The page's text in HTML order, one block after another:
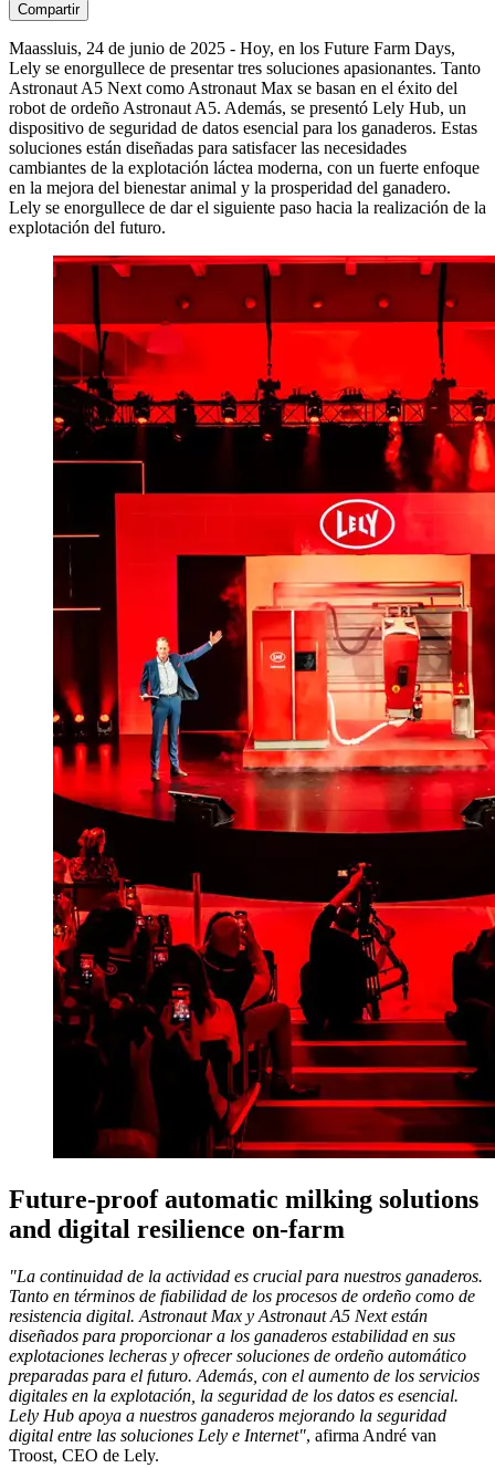
Compartir
Maassluis, 24 de junio de 2025 - Hoy, en los Future Farm Days,
Lely se enorgullece de presentar tres soluciones apasionantes. Tanto
Astronaut A5 Next como Astronaut Max se basan en el éxito del
robot de ordeño Astronaut A5. Además, se presentó Lely Hub, un
dispositivo de seguridad de datos esencial para los ganaderos. Estas
soluciones están diseñadas para satisfacer las necesidades
cambiantes de la explotación láctea moderna, con un fuerte enfoque
en la mejora del bienestar animal y la prosperidad del ganadero.
Lely se enorgullece de dar el siguiente paso hacia la realización de la
explotación del futuro.
Future-proof automatic milking solutions
and digital resilience on-farm
"La continuidad de la actividad es crucial para nuestros ganaderos.
Tanto en términos de fiabilidad de los procesos de ordeño como de
resistencia digital. Astronaut Max y Astronaut A5 Next están
diseñados para proporcionar a los ganaderos estabilidad en sus
explotaciones lecheras y ofrecer soluciones de ordeño automático
preparadas para el futuro. Además, con el aumento de los servicios
digitales en la explotación, la seguridad de los datos es esencial.
Lely Hub apoya a nuestros ganaderos mejorando la seguridad
digital entre las soluciones Lely e Internet", afirma André van
Troost, CEO de Lely.